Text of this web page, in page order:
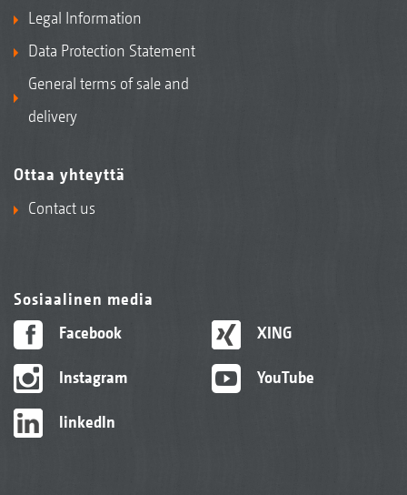
Legal Information
Data Protection Statement
General terms of sale and
delivery
Ottaa yhteyttä
Contact us
Sosiaalinen media
Facebook
Instagram
linkedIn
XING
YouTube